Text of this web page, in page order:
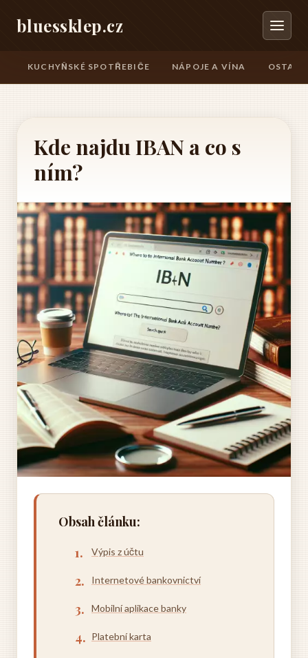
bluessklep.cz
KUCHYŇSKÉ SPOTŘEBIČE NÁPOJE A VÍNA
Kde najdu IBAN a co s
ním?
Obsah článku:
Výpis z účtu
Internetové bankovnictví
Mobilní aplikace banky
Platební karta